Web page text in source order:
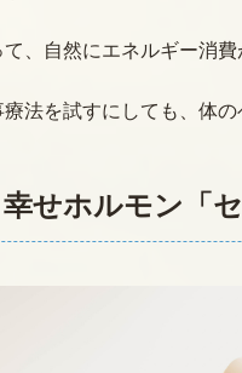
、自然にエネルギー消
法を試すにしても、体の
ホルモン「セ